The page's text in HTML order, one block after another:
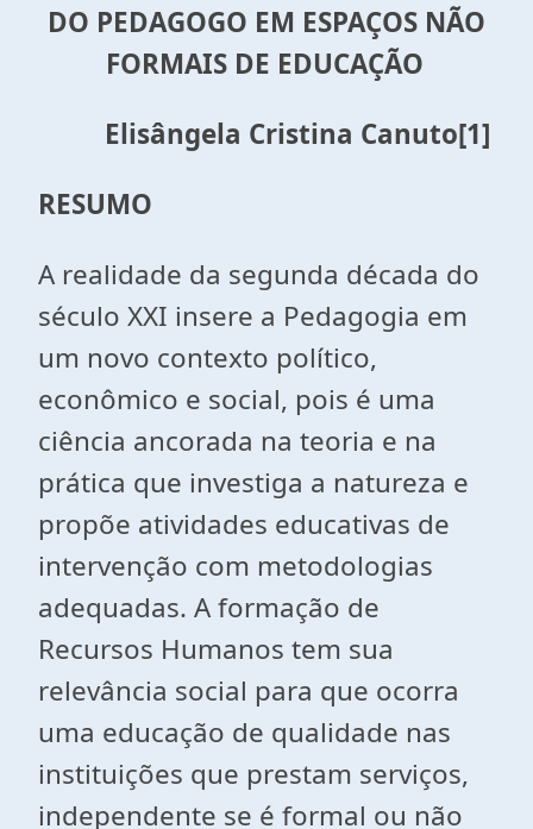
DO PEDAGOGO EM ESPAÇOS NÃO
FORMAIS DE EDUCAÇÃO
Elisângela Cristina Canuto[1]
RESUMO
A realidade da segunda década do
século XXI insere a Pedagogia em
um novo contexto político,
econômico e social, pois é uma
ciência ancorada na teoria e na
prática que investiga a natureza e
propõe atividades educativas de
intervenção com metodologias
adequadas. A formação de
Recursos Humanos tem sua
relevância social para que ocorra
uma educação de qualidade nas
instituições que prestam serviços,
independente se é formal ou não